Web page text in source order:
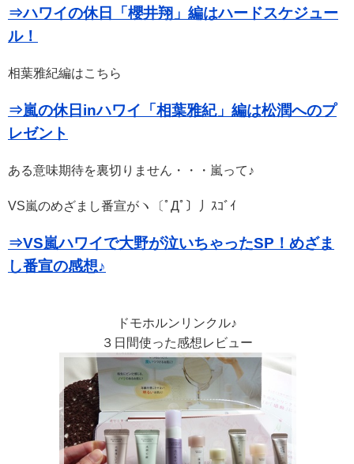
⇒ハワイの休日「櫻井翔」編はハードスケジュー
ル！
相葉雅紀編はこちら
⇒嵐の休日inハワイ「相葉雅紀」編は松潤へのプ
レゼント
ある意味期待を裏切りません・・・嵐って♪
VS嵐のめざまし番宣がヽ〔ﾟДﾟ〕丿ｽｺﾞｲ
⇒VS嵐ハワイで大野が泣いちゃったSP！めざま
し番宣の感想♪
ドモホルンリンクル♪
３日間使った感想レビュー